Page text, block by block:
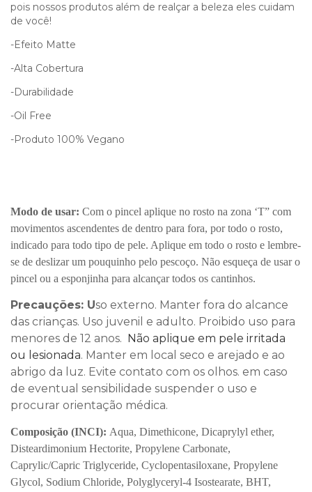
pois nossos produtos além de realçar a beleza eles cuidam
de você!
-Efeito Matte
-Alta Cobertura
-Durabilidade
-Oil Free
-Produto 100% Vegano
Modo de usar: Com o pincel aplique no rosto na zona ‘T” com
movimentos ascendentes de dentro para fora, por todo o rosto,
indicado para todo tipo de pele. Aplique em todo o rosto e lembre-
se de deslizar um pouquinho pelo pescoço. Não esqueça de usar o
pincel ou a esponjinha para alcançar todos os cantinhos.
Precauções: Uso externo. Manter fora do alcance
das crianças. Uso juvenil e adulto. Proibido uso para
menores de 12 anos. Não aplique em pele irritada
ou lesionada. Manter em local seco e arejado e ao
abrigo da luz. Evite contato com os olhos. em caso
de eventual sensibilidade suspender o uso e
procurar orientação médica.
Composição (INCI): Aqua, Dimethicone, Dicaprylyl ether,
Disteardimonium Hectorite, Propylene Carbonate,
Caprylic/Capric Triglyceride, Cyclopentasiloxane, Propylene
Glycol, Sodium Chloride, Polyglyceryl-4 Isostearate, BHT,